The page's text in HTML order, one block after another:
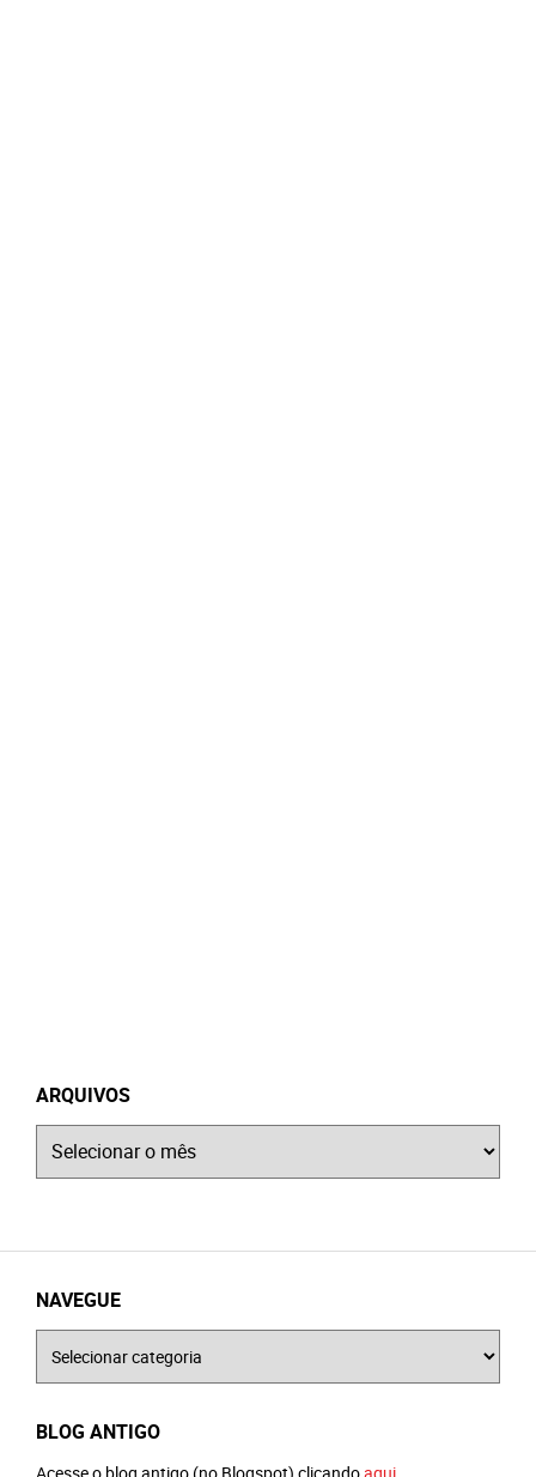
ARQUIVOS
Arquivos
NAVEGUE
BLOG ANTIGO
Acesse o blog antigo (no Blogspot) clicandoaqui